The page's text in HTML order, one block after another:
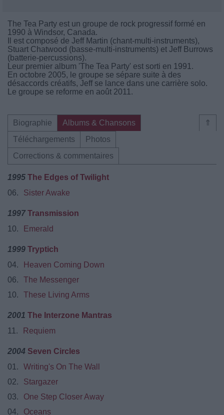
The Tea Party est un groupe de rock progressif formé en
1990 à Windsor, Canada.
Il est composé de Jeff Martin (chant-multi-instruments),
Stuart Chatwood (basse-multi-instruments) et Jeff Burrows
(batterie-percussions).
Leur premier album 'The Tea Party' est sorti en 1991.
En octobre 2005, le groupe se sépare suite à des
désaccords créatifs, Jeff se lance dans une carrière solo.
Le groupe se reforme en août 2011.
⇑
Biographie
Albums & Chansons
Téléchargements
Photos
Corrections & commentaires
1995 The Edges of Twilight
06.
Sister Awake
1997 Transmission
10.
Emerald
1999 Tryptich
04.
Heaven Coming Down
06.
The Messenger
10.
These Living Arms
2001 The Interzone Mantras
11.
Requiem
2004 Seven Circles
01.
Writing's On The Wall
02.
Stargazer
03.
One Step Closer Away
04.
Oceans